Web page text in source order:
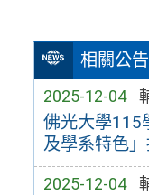
相關公告
2025-12-04
佛光大學115
及學系特色
2025-12-04